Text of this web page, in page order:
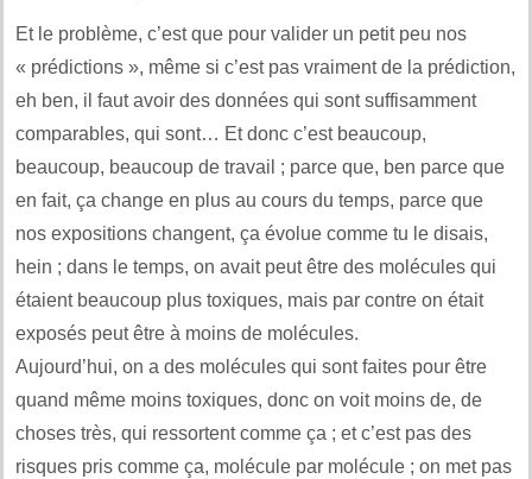
Et le problème, c’est que pour valider un petit peu nos
« prédictions », même si c’est pas vraiment de la prédiction,
eh ben, il faut avoir des données qui sont suffisamment
comparables, qui sont… Et donc c’est beaucoup,
beaucoup, beaucoup de travail ; parce que, ben parce que
en fait, ça change en plus au cours du temps, parce que
nos expositions changent, ça évolue comme tu le disais,
hein ; dans le temps, on avait peut être des molécules qui
étaient beaucoup plus toxiques, mais par contre on était
exposés peut être à moins de molécules.
Aujourd’hui, on a des molécules qui sont faites pour être
quand même moins toxiques, donc on voit moins de, de
choses très, qui ressortent comme ça ; et c’est pas des
risques pris comme ça, molécule par molécule ; on met pas